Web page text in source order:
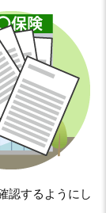
認するようにし